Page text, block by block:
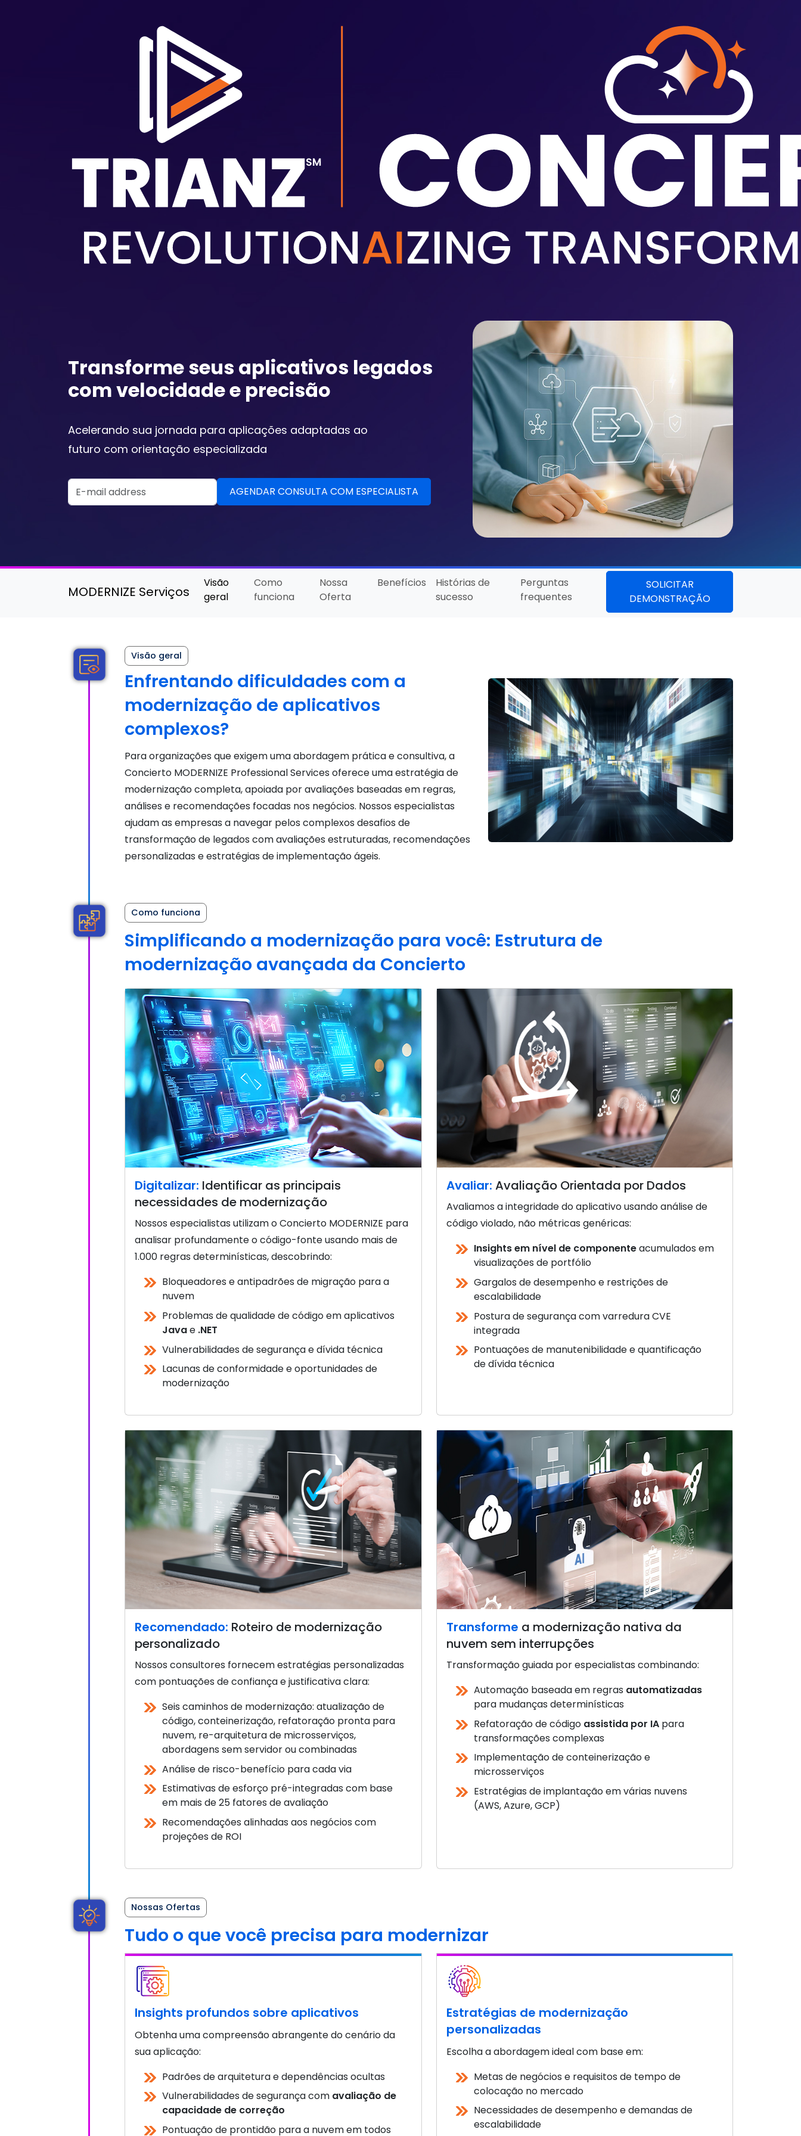
Transforme seus aplicativos legados
com velocidade e precisão
Acelerando sua jornada para aplicações adaptadas ao
futuro com orientação especializada
AGENDAR CONSULTA COM ESPECIALISTA
Email Address
MODERNIZE Serviços
Visão
geral
Como
funciona
Nossa
Oferta
Benefícios
Histórias de
sucesso
Perguntas
frequentes
SOLICITAR
DEMONSTRAÇÃO
Visão geral
Enfrentando dificuldades com a
modernização de aplicativos
complexos?
Para organizações que exigem uma abordagem prática e consultiva, a
Concierto MODERNIZE Professional Services oferece uma estratégia de
modernização completa, apoiada por avaliações baseadas em regras,
análises e recomendações focadas nos negócios. Nossos especialistas
ajudam as empresas a navegar pelos complexos desafios de
transformação de legados com avaliações estruturadas, recomendações
personalizadas e estratégias de implementação ágeis.
Como funciona
Simplificando a modernização para você: Estrutura de
modernização avançada da Concierto
Digitalizar: Identificar as principais
necessidades de modernização
Nossos especialistas utilizam o Concierto MODERNIZE para
analisar profundamente o código-fonte usando mais de
1.000 regras determinísticas, descobrindo:
Bloqueadores e antipadrões de migração para a
nuvem
Problemas de qualidade de código em aplicativos
Javae .NET
Vulnerabilidades de segurança e dívida técnica
Lacunas de conformidade e oportunidades de
modernização
Avaliar: Avaliação Orientada por Dados
Avaliamos a integridade do aplicativo usando análise de
código violado, não métricas genéricas:
Insights em nível de componenteacumulados em
visualizações de portfólio
Gargalos de desempenho e restrições de
escalabilidade
Postura de segurança com varredura CVE
integrada
Pontuações de manutenibilidade e quantificação
de dívida técnica
Recomendado: Roteiro de modernização
personalizado
Nossos consultores fornecem estratégias personalizadas
com pontuações de confiança e justificativa clara:
Seis caminhos de modernização: atualização de
código, conteinerização, refatoração pronta para
nuvem, re-arquitetura de microsserviços,
abordagens sem servidor ou combinadas
Análise de risco-benefício para cada via
Estimativas de esforço pré-integradas com base
em mais de 25 fatores de avaliação
Recomendações alinhadas aos negócios com
projeções de ROI
Transforme a modernização nativa da
nuvem sem interrupções
Transformação guiada por especialistas combinando:
Automação baseada em regras automatizadas
para mudanças determinísticas
Refatoração de código assistida por IApara
transformações complexas
Implementação de conteinerização e
microsserviços
Estratégias de implantação em várias nuvens
(AWS, Azure, GCP)
Nossas Ofertas
Tudo o que você precisa para modernizar
Insights profundos sobre aplicativos
Obtenha uma compreensão abrangente do cenário da
sua aplicação:
Padrões de arquitetura e dependências ocultas
Vulnerabilidades de segurança com avaliação de
capacidade de correção
Pontuação de prontidão para a nuvem em todos
Estratégias de modernização
personalizadas
Escolha a abordagem ideal com base em:
Metas de negócios e requisitos de tempo de
colocação no mercado
Necessidades de desempenho e demandas de
escalabilidade